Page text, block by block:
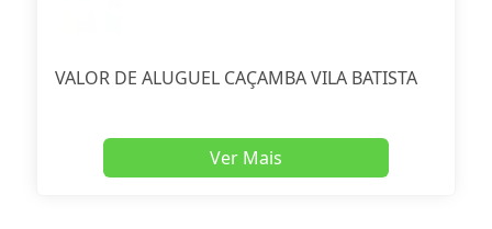
VALOR DE ALUGUEL CAÇAMBA VILA BATISTA
Ver Mais